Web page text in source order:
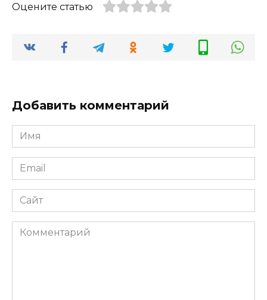
Оцените статью
Добавить комментарий
Имя
*
Email
*
Сайт
Комментарий